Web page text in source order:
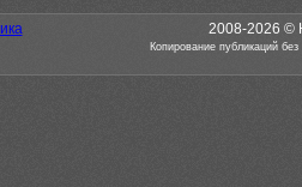
2008-2026 ©
Копирование публикаций